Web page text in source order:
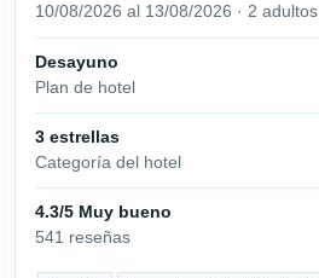
10/08/2026 al 13/08/2026 · 2 adultos
Desayuno
Plan de hotel
3 estrellas
Categoría del hotel
4.3/5 Muy bueno
541 reseñas